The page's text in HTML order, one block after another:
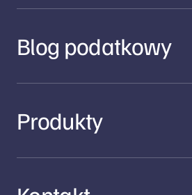
Blog podatkowy
Produkty